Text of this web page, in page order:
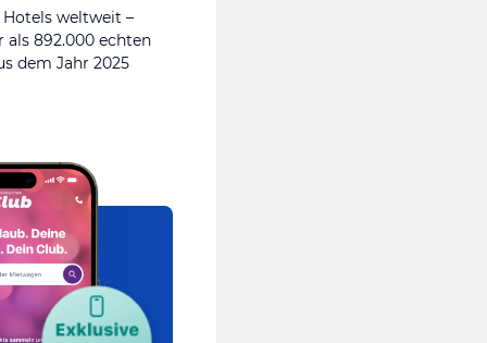
weltweit –
als 892.000 echten
dem Jahr 2025